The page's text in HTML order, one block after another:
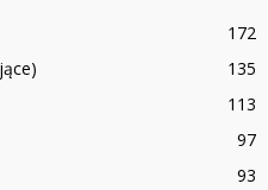
172
135
113
97
93